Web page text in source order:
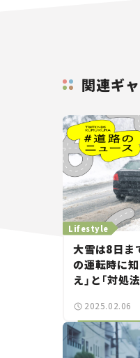
関連ギ
Lifestyle
大雪は8日ま
の運転時に
え」と「対処
2025.02.06